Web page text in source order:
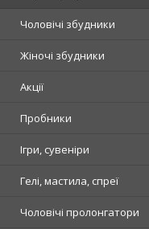
Чоловічі збудники
Жіночі збудники
Акції
Пробники
Ігри, сувеніри
Гелі, мастила, спреї
Чоловічі пролонгатори